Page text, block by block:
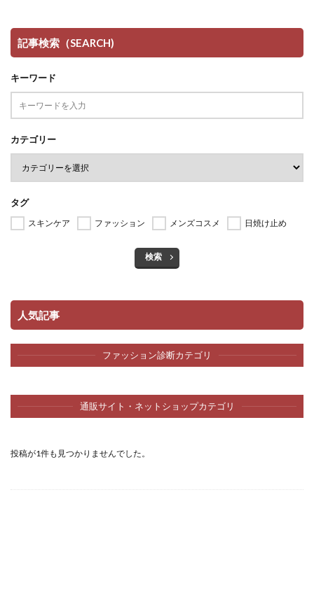
記事検索（SEARCH)
キーワード
カテゴリー
タグ
スキンケア ファッション メンズコスメ 日焼け止め
検索
人気記事
ファッション診断カテゴリ
通販サイト・ネットショップカテゴリ
投稿が1件も見つかりませんでした。